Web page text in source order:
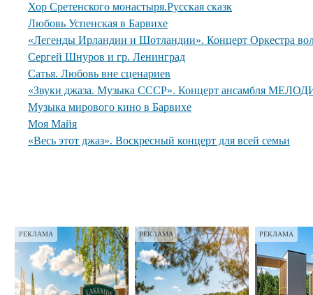
Хор Сретенского монастыря.Русская сказк
Любовь Успенская в Барвихе
«Легенды Ирландии и Шотландии». Концерт Оркестра
Сергей Шнуров и гр. Ленинград
Сатья. Любовь вне сценариев
«Звуки джаза. Музыка СССР». Концерт ансамбля
Музыка мирового кино в Барвихе
Моя Майя
«Весь этот джаз». Воскресный концерт для всей семьи
РЕКЛАМА РЕКЛАМА РЕКЛАМА